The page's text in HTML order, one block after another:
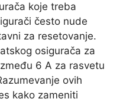
koje treba
često nude
za resetovanje.
osigurača za
6 A za rasvetu
ovih
kako zameniti